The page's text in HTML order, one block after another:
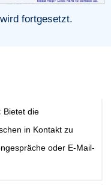
fortgesetzt.
Bietet die
in Kontakt zu
oder E-Mail-